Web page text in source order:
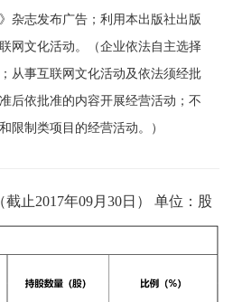
杂志发布广告；利用本出版社出版
网文化活动。（企业依法自主选择
从事互联网文化活动及依法须经批
后依批准的内容开展经营活动；不
限制类项目的经营活动。）
（截止2017年09月30日） 单位：股